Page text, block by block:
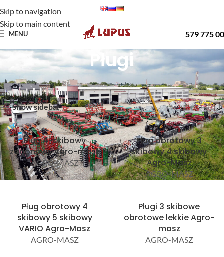
Skip to navigation
Skip to main content
MENU 579 775
Pługi
Strona główna Oferta PługiWyświetlanie wszystkich wyników: 4
Show sidebar
Pług 4-skibowy
zagonowy Agro-masz
AGRO-MASZ
Pług obrotowy 3
skibowy 4 skibowy
Agro-Masz
AGRO-MASZ
Pług obrotowy 4
skibowy 5 skibowy
VARIO Agro-Masz
AGRO-MASZ
Pługi 3 skibowe
obrotowe lekkie Agro-
masz
AGRO-MASZ